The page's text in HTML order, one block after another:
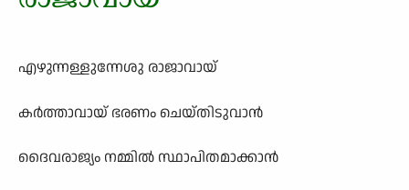
എഴുന്നള്ളുന്നേശു രാജാവായ്
കര്‍ത്താവായ് ഭരണം ചെയ്തിടുവാന്‍
ദൈവരാജ‍്യം നമ്മില്‍ സ്ഥാപിതമാക്കാന്‍